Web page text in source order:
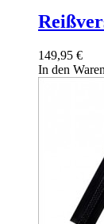
149,95 €
In den